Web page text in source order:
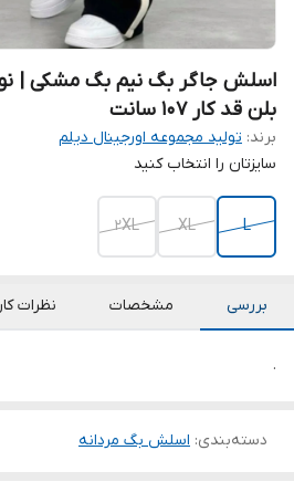
اسلش جاگر بگ نیم بگ مشکی |
بلن قد کار ۱۰۷ سانت
برند: تولید مجموعه اورجینال دیلم
سایزتان را انتخاب کنید
L
XL
2XL
بررسی مشخصات نظرات
.
دسته‌بندی: اسلش بگ مردانه